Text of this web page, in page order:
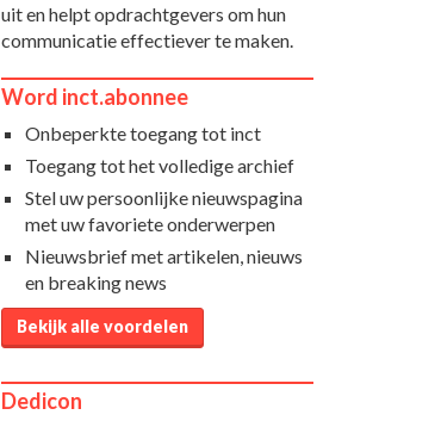
uit en helpt opdrachtgevers om hun
communicatie effectiever te maken.
Word inct.abonnee
Onbeperkte toegang tot inct
Toegang tot het volledige archief
Stel uw persoonlijke nieuwspagina
met uw favoriete onderwerpen
Nieuwsbrief met artikelen, nieuws
en breaking news
Bekijk alle voordelen
Dedicon